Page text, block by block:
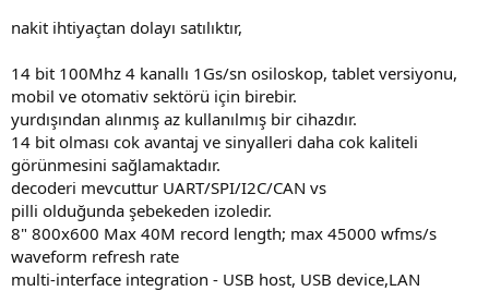
t
n
h
nakit ihtiyaçtan dolayı satılıktır,
14 bit 100Mhz 4 kanallı 1Gs/sn osiloskop, tablet versiyonu,
mobil ve otomativ sektörü için birebir.
yurdışından alınmış az kullanılmış bir cihazdır.
14 bit olması cok avantaj ve sinyalleri daha cok kaliteli
görünmesini sağlamaktadır.
decoderi mevcuttur UART/SPI/I2C/CAN vs
pilli olduğunda şebekeden izoledir.
8" 800x600 Max 40M record length; max 45000 wfms/s
waveform refresh rate
multi-interface integration - USB host, USB device,LAN